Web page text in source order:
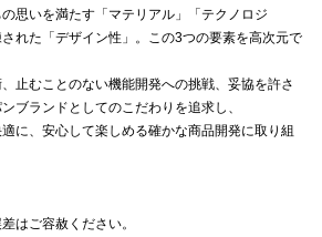
思いを満たす「マテリアル」「テクノロジ
れた「デザイン性」。この3つの要素を高次元で
止むことのない機能開発への挑戦、妥協を許さ
ブランドとしてのこだわりを追求し、
に、安心して楽しめる確かな商品開発に取り組
はご容赦ください。